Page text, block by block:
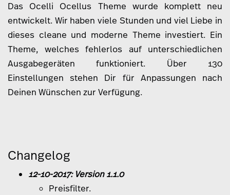
Das Ocelli Ocellus Theme wurde komplett neu
entwickelt. Wir haben viele Stunden und viel Liebe in
dieses cleane und moderne Theme investiert. Ein
Theme, welches fehlerlos auf unterschiedlichen
Ausgabegeräten funktioniert. Über 130
Einstellungen stehen Dir für Anpassungen nach
Deinen Wünschen zur Verfügung.
Changelog
12-10-2017: Version 1.1.0
Preisfilter.